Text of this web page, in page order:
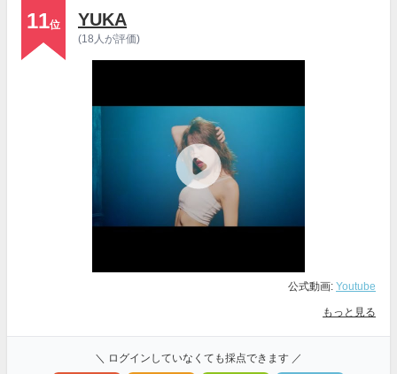
11位 YUKA
(18人が評価)
公式動画: Youtube
もっと見る
＼ ログインしていなくても採点できます ／